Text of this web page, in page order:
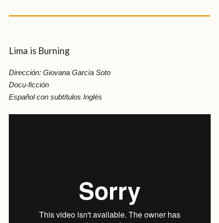
Lima is Burning
Dirección: Giovana García Soto
Docu-ficción
Español con subtítulos Inglés